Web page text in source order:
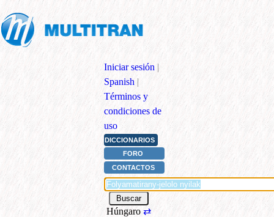
Iniciar sesión |
Spanish |
Términos y
condiciones de
uso
DICCIONARIOS
FORO
CONTACTOS
Húngaro ⇄